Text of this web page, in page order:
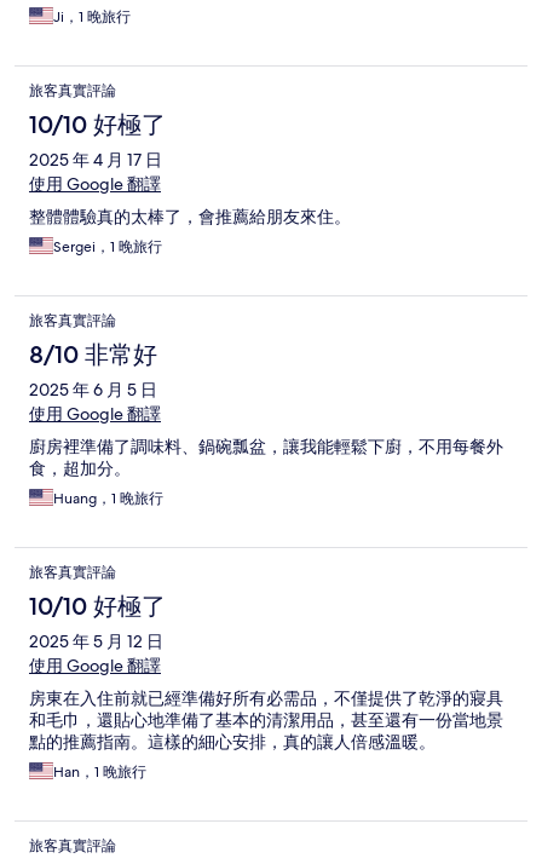
Ji，1 晚旅行
旅客真實評論
10/10 好極了
2025 年 4 月 17 日
使用 Google 翻譯
整體體驗真的太棒了，會推薦給朋友來住。
Sergei，1 晚旅行
旅客真實評論
8/10 非常好
2025 年 6 月 5 日
使用 Google 翻譯
廚房裡準備了調味料、鍋碗瓢盆，讓我能輕鬆下廚，不用每餐外
食，超加分。
Huang，1 晚旅行
旅客真實評論
10/10 好極了
2025 年 5 月 12 日
使用 Google 翻譯
房東在入住前就已經準備好所有必需品，不僅提供了乾淨的寢具
和毛巾，還貼心地準備了基本的清潔用品，甚至還有一份當地景
點的推薦指南。這樣的細心安排，真的讓人倍感溫暖。
Han，1 晚旅行
旅客真實評論